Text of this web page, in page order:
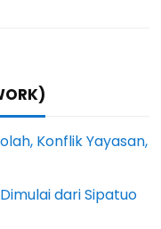
Konflik Yayasan,
dari Sipatuo